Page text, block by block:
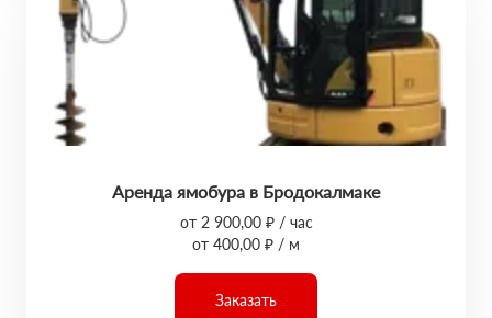
Аренда ямобура в Бродокалмаке
от 2 900,00 ₽ / час
от 400,00 ₽ / м
Заказать